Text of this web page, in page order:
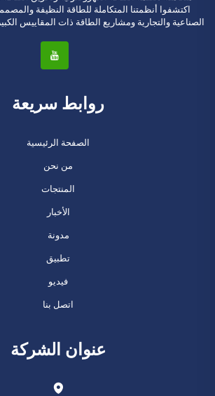
اكتشفوا أنظمتنا المتكاملة للطاقة النظيفة
الصناعية والتجارية ومشاريع الطاقة ذات المقاييس
روابط سريعة
الصفحة الرئيسية
من نحن
المنتجات
الأخبار
مدونة
تطبيق
فيديو
اتصل بنا
عنوان الشركة